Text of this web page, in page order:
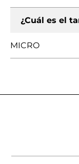
¿Cuál es el
MICRO